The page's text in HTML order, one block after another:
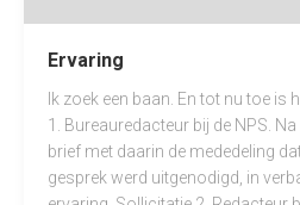
Ervaring
Ik zoek een baan. En tot nu toe is
1. Bureauredacteur bij de NPS.
brief met daarin de mededeling
gesprek werd uitgenodigd, in